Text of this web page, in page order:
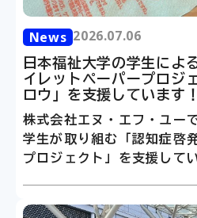
News 2026.07.06
日本福祉大学の学生によ
イレットペーパープロジ
ロウ」を支援しています！
株式会社エヌ・エフ・ユー
学生が取り組む「認知症啓
プロジェクト」を支援して
News
日本福祉
イレット
ロウ」を支
株式会社エ
学生が取り
プロジェク